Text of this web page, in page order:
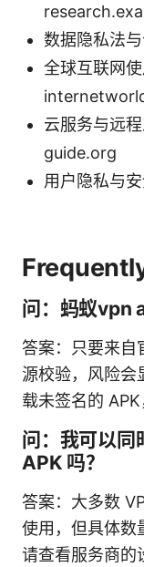
数据隐私法
全球互联网
云服务与远
guide.org
用户隐私与
问：蚂蚁vpn
答案：只要来自
源校验，风险会
载未签名的 APK
问：我可以同
APK 吗？
答案：大多数
使用，但具体数
请查看服务商的